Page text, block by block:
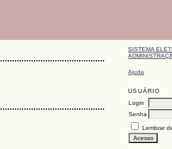
SISTEMA
Ajuda
USUÁRIO
Login
Senha
Lembrar